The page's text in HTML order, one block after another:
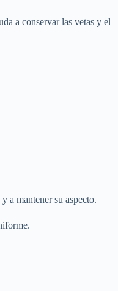
a conservar las vetas y el
a mantener su aspecto.